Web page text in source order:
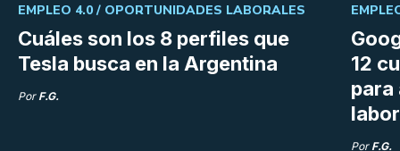
Cuáles son los 8 perfiles que
Tesla busca en la Argentina
EMPLEO 4.0 / OPORTUNIDADES LABORALES
Por F.G.
12
para
Por F.G.